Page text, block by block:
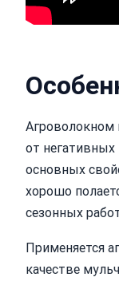
Агроволокном
от
основных
хорошо
сезонных
Применяется
качестве